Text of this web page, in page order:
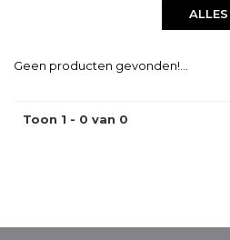
Geen producten gevonden!...
Toon 1 - 0 van 0